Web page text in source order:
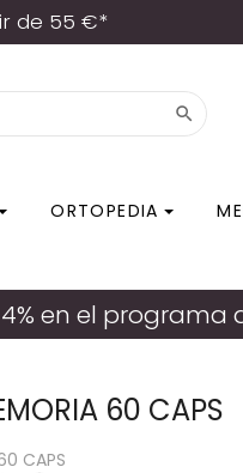
de 55 €*

ORTOPEDIA
en el programa
60 CAPS
CAPS